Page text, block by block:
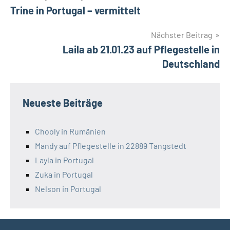
Trine in Portugal – vermittelt
Nächster Beitrag
Laila ab 21.01.23 auf Pflegestelle in
Deutschland
Neueste Beiträge
Chooly in Rumänien
Mandy auf Pflegestelle in 22889 Tangstedt
Layla in Portugal
Zuka in Portugal
Nelson in Portugal